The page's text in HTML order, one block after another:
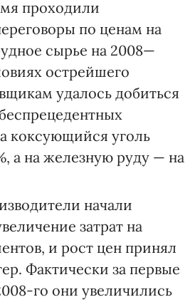
проходили
по ценам на
сырье на 2008—
острейшего
удалось добиться
коксующийся уголь
а на железную руду — на
начали
затрат на
и рост цен принял
Фактически за первые
го они увеличились